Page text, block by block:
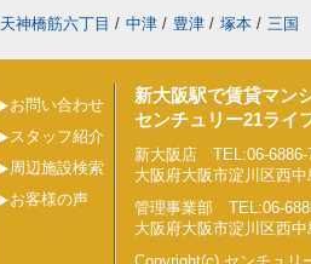
天神橋筋六丁目 / 中津 / 豊津 / 塚本 / 三国
お問い合わせ
スタッフ紹介
周辺施設検索
お客様の声
新大阪駅で賃貸マン
センチュリー21ライ
新大阪店 TEL:06-6886-
大阪府大阪市淀川区西
管理事業部 TEL:06-
大阪府大阪市淀川区西